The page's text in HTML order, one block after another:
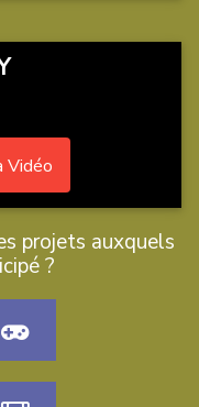
Vidéo
projets auxquels
?